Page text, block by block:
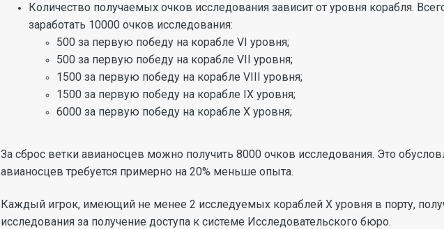
Количество получаемых очков исследования зависит от уровня корабля.
заработать 10000 очков исследования:
500 за первую победу на корабле VI уровня;
500 за первую победу на корабле VII уровня;
1500 за первую победу на корабле VIII уровня;
1500 за первую победу на корабле IX уровня;
6000 за первую победу на корабле X уровня;
За сброс ветки авианосцев можно получить 8000 очков исследования. Это
авианосцев требуется примерно на 20% меньше опыта.
Каждый игрок, имеющий не менее 2 исследуемых кораблей X уровня в порту,
исследования за получение доступа к системе Исследовательского бюро.